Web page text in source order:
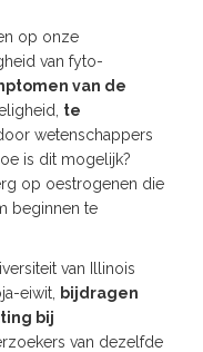
op onze
van fyto-
van de
te
wetenschappers
is dit mogelijk?
op oestrogenen die
beginnen te
van Illinois
eiwit,
bijdragen
bij
van dezelfde